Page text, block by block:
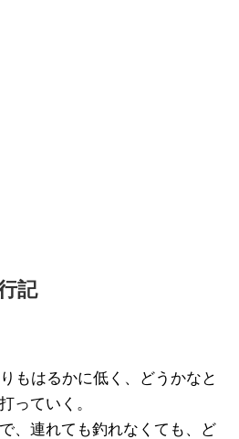
記
もはるかに低く、どうかなと
っていく。
、連れても釣れなくても、ど